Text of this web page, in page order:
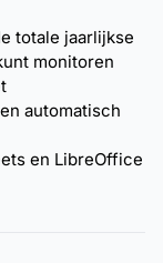
totale jaarlijkse
monitoren
automatisch
en LibreOffice